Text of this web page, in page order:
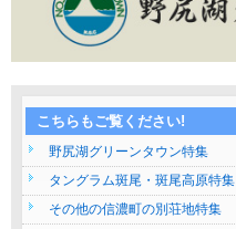
こちらもご覧ください!
野尻湖グリーンタウン特集
タングラム斑尾・斑尾高原特集
その他の信濃町の別荘地特集